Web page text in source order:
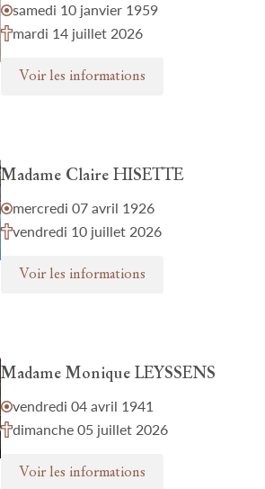
samedi 10 janvier 1959
mardi 14 juillet 2026
Voir les informations
Madame Claire HISETTE
mercredi 07 avril 1926
vendredi 10 juillet 2026
Voir les informations
Madame Monique LEYSSENS
vendredi 04 avril 1941
dimanche 05 juillet 2026
Voir les informations